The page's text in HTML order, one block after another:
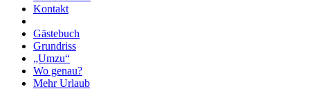
Kontakt
Gästebuch
Grundriss
„Umzu“
Wo genau?
Mehr Urlaub